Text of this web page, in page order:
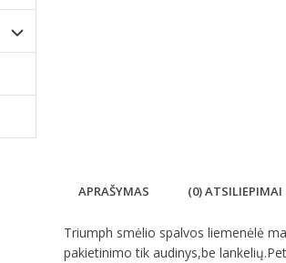
APRAŠYMAS (0) ATSILIEPIMAI
Triumph smėlio spalvos liemenėlė
pakietinimo tik audinys,be